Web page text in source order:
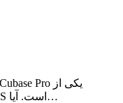
برنامه‌های ساخت موزیک برای مک macOS است. آیا…